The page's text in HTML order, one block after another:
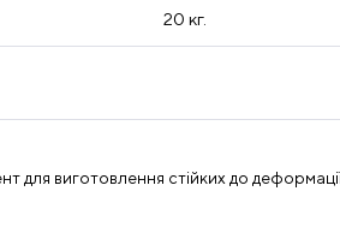
20 кг.
для виготовлення стійких до